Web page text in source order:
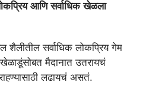
आणि सर्वाधिक खेळला
शैलीतील सर्वाधिक लोकप्रिय गेम
मैदानात उतरायचं
लढायचं असतं.